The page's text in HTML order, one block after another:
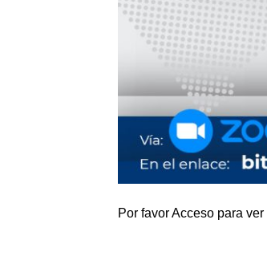
Por favor Acceso para